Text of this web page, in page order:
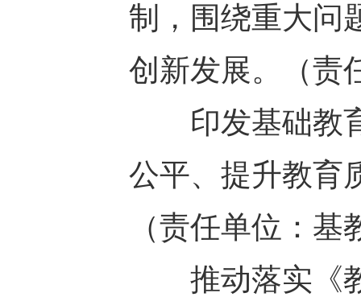
制，围绕重大问
创新发展。（责
印发基础教育
公平、提升教育
（责任单位：
推动落实《教